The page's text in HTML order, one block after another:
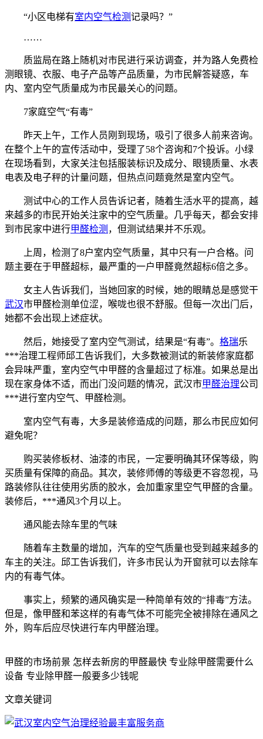
“小区电梯有室内空气检测记录吗？”
……
质监局在路上随机对市民进行采访调查，并为路人免费检
测眼镜、衣服、电子产品等产品质量，为市民解答疑惑，车
内、室内空气质量成为市民最关心的问题。
7家庭空气“有毒”
昨天上午，工作人员刚到现场，吸引了很多人前来咨询。
在整个上午的宣传活动中，受理了58个咨询和7个投诉。小绿
在现场看到，大家关注包括服装标识及成分、眼镜质量、水表
电表及电子秤的计量问题，但热点问题竟然是室内空气。
测试中心的工作人员告诉记者，随着生活水平的提高，越
来越多的市民开始关注家中的空气质量。几乎每天，都会安排
到市民家中进行甲醛检测 ，但测试结果并不乐观。
上周，检测了8户室内空气质量，其中只有一户合格。问
题主要在于甲醛超标，最严重的一户甲醛竟然超标6倍之多。
女主人告诉我们，当她回家的时候，她的眼睛总是感觉干
武汉市甲醛检测单位涩，喉咙也很不舒服。但每一次出门后，
她都不会出现上述症状。
然后，她接受了室内空气测试，结果是“有毒”。 格瑞乐
***治理工程师邱工告诉我们，大多数被测试的新装修家庭都
会异味严重，室内空气中甲醛的含量超过了标准。如果总是出
现在家身体不适，而出门没问题的情况，武汉市甲醛治理公司
***进行室内空气、甲醛检测。
室内空气有毒，大多是装修造成的问题，那么市民应如何
避免呢？
购买装修板材、油漆的市民，一定要明确其环保等级，购
买质量有保障的商品。其次，装修师傅的等级更不容忽视，马
路装修队往往使用劣质的胶水，会加重家里空气甲醛的含量。
装修后，***通风3个月以上。
通风能去除车里的气味
随着车主数量的增加，汽车的空气质量也受到越来越多的
车主的关注。邱工告诉我们，许多市民认为开窗就可以去除车
内的有毒气体。
事实上，频繁的通风确实是一种简单有效的“排毒”方法。
但是，像甲醛和苯这样的有毒气体不可能完全被排除在通风之
外，购车后应尽快进行车内甲醛治理。
甲醛的市场前景 怎样去新房的甲醛最快 专业除甲醛需要什么
设备 专业除甲醛一般要多少钱呢
文章关键词